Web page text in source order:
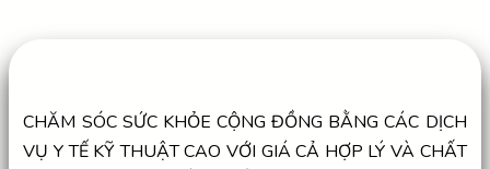
CHĂM SÓC SỨC KHỎE CỘNG ĐỒNG BẰNG CÁC DỊCH
VỤ Y TẾ KỸ THUẬT CAO VỚI GIÁ CẢ HỢP LÝ VÀ CHẤT